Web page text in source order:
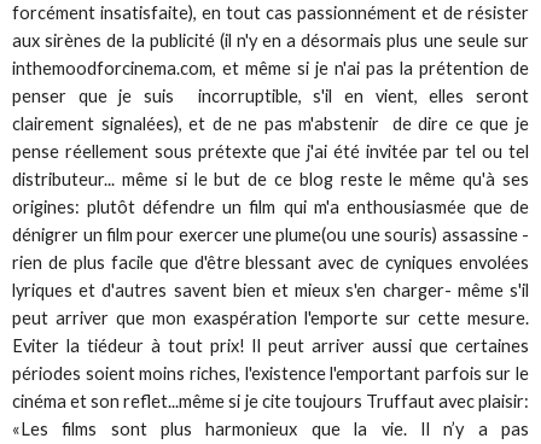
forcément insatisfaite), en tout cas passionnément et de résister
aux sirènes de la publicité (il n'y en a désormais plus une seule sur
inthemoodforcinema.com, et même si je n'ai pas la prétention de
penser que je suis incorruptible, s'il en vient, elles seront
clairement signalées), et de ne pas m'abstenir de dire ce que je
pense réellement sous prétexte que j'ai été invitée par tel ou tel
distributeur... même si le but de ce blog reste le même qu'à ses
origines: plutôt défendre un film qui m'a enthousiasmée que de
dénigrer un film pour exercer une plume(ou une souris) assassine -
rien de plus facile que d'être blessant avec de cyniques envolées
lyriques et d'autres savent bien et mieux s'en charger- même s'il
peut arriver que mon exaspération l'emporte sur cette mesure.
Eviter la tiédeur à tout prix! Il peut arriver aussi que certaines
périodes soient moins riches, l'existence l'emportant parfois sur le
cinéma et son reflet...même si je cite toujours Truffaut avec plaisir:
«Les films sont plus harmonieux que la vie. Il n’y a pas